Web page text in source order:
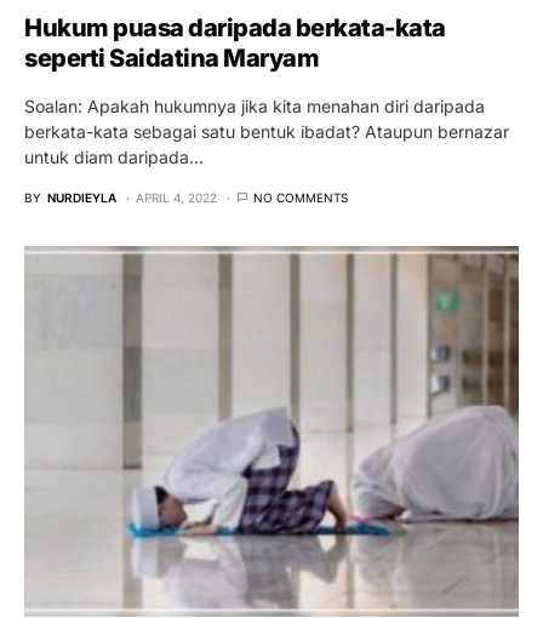
Hukum puasa daripada berkata-kata
seperti Saidatina Maryam
Soalan: Apakah hukumnya jika kita menahan diri daripada
berkata-kata sebagai satu bentuk ibadat? Ataupun bernazar
untuk diam daripada…
BY NURDIEYLA APRIL 4, 2022 NO COMMENTS